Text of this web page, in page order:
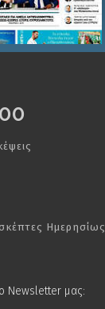
Ημερησίως
Newsletter μας: